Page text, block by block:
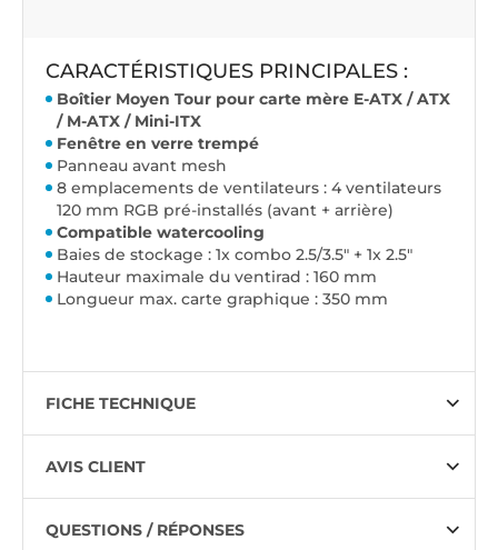
CARACTÉRISTIQUES PRINCIPALES :
Boîtier Moyen Tour pour carte mère E-ATX / ATX
/ M-ATX / Mini-ITX
Fenêtre en verre trempé
Panneau avant mesh
8 emplacements de ventilateurs : 4 ventilateurs
120 mm RGB pré-installés (avant + arrière)
Compatible watercooling
Baies de stockage : 1x combo 2.5/3.5" + 1x 2.5"
Hauteur maximale du ventirad : 160 mm
Longueur max. carte graphique : 350 mm
FICHE TECHNIQUE
AVIS CLIENT
QUESTIONS / RÉPONSES